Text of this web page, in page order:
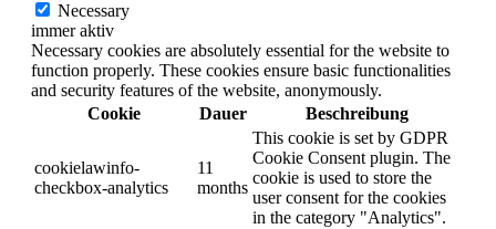
Necessary
immer aktiv
Necessary cookies are absolutely essential for the website to
function properly. These cookies ensure basic functionalities
and security features of the website, anonymously.
Cookie
Dauer Beschreibung
cookielawinfo-
checkbox-analytics
11
months
This cookie is set by GDPR
Cookie Consent plugin. The
cookie is used to store the
user consent for the cookies
in the category "Analytics".